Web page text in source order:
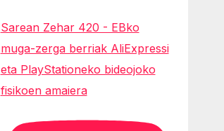
Sarean Zehar 420 - EBko
muga-zerga berriak AliExpressi
eta PlayStationeko bideojoko
fisikoen amaiera